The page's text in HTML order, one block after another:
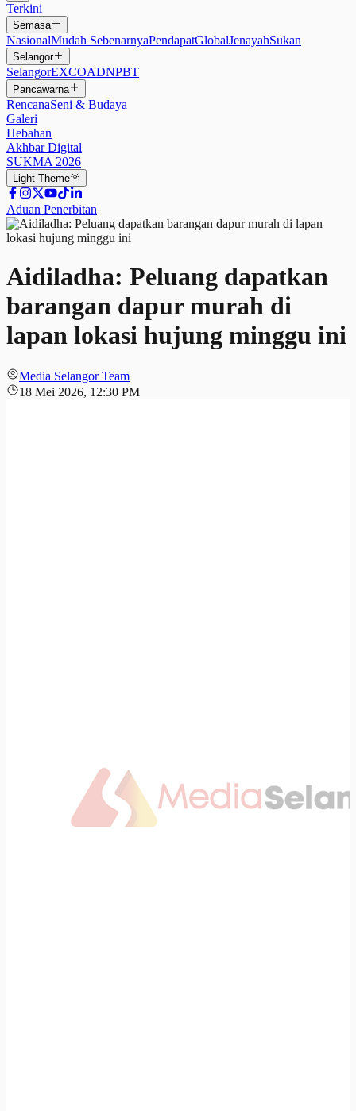
Terkini
Semasa
NasionalMudah SebenarnyaPendapatGlobalJenayahSukan
Selangor
SelangorEXCOADNPBT
Pancawarna
RencanaSeni & Budaya
Galeri
Hebahan
Akhbar Digital
SUKMA 2026
Light Theme
Aduan Penerbitan
Aidiladha: Peluang dapatkan
barangan dapur murah di
lapan lokasi hujung minggu ini
Media Selangor Team
18 Mei 2026, 12:30 PM